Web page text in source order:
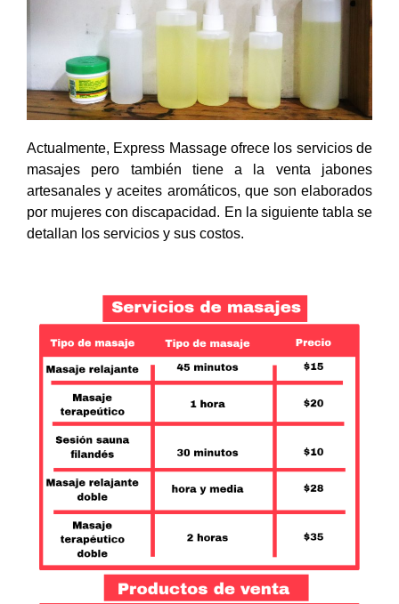
Actualmente, Express Massage ofrece los servicios de
masajes pero también tiene a la venta jabones
artesanales y aceites aromáticos, que son elaborados
por mujeres con discapacidad. En la siguiente tabla se
detallan los servicios y sus costos.